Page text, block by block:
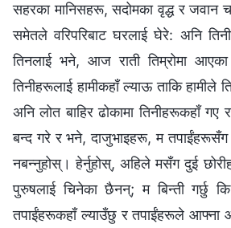
सहरका मानिसहरू, सदोमका वृद्ध र जवान
समेतले वरिपरिबाट घरलाई घेरे: अनि
तिनलाई भने, आज राती तिम्रोमा
तिनीहरूलाई हामीकहाँ ल्याऊ ताकि हामीले
अनि लोत बाहिर ढोकामा तिनीहरूकहाँ गए
बन्द गरे र भने, दाजुभाइहरू, म तपाईंहरूसँग
नबन्‍नुहोस्। हेर्नुहोस्, अहिले मसँग दुई
पुरुषलाई चिनेका छैनन्; म बिन्ती गर्छु कि
तपाईंहरूकहाँ ल्याउँछु र तपाईंहरूले आफ्ना